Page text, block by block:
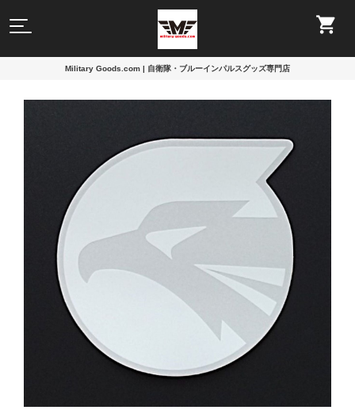
Military Goods.com | 自衛隊・ブルーインパルスグッズ専門店